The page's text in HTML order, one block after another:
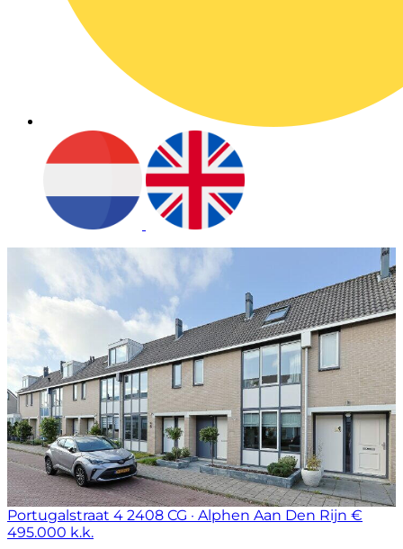
Portugalstraat 4 2408 CG · Alphen Aan Den Rijn €
495.000 k.k.